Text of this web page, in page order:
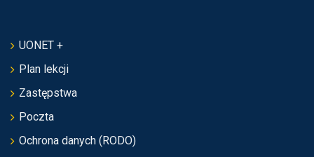
UONET +
Plan lekcji
Zastępstwa
Poczta
Ochrona danych (RODO)